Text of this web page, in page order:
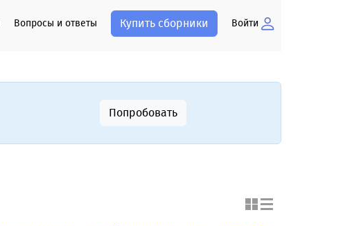
Вопросы и ответы Купить сборники Войти
Попробовать